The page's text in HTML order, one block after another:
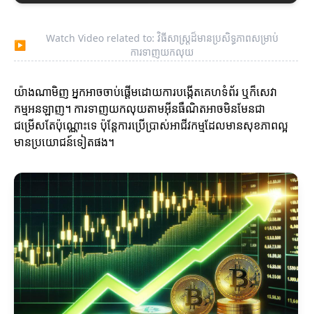
▶
Watch Video related to: វិធីសាស្ត្រដ៏មានប្រសិទ្ធភាពសម្រាប់
ការទាញយកលុយ
យ៉ាងណាមិញ អ្នកអាចចាប់ផ្តើមដោយការបង្កើតគេហទំព័រ ឬក៏សេវា
កម្មអនឡាញ។ ការទាញយកលុយតាមអ៊ីនធឺណិតអាចមិនមែនជា
ជម្រើសតែប៉ុណ្ណោះទេ ប៉ុន្តែការប្រើប្រាស់អាជីវកម្មដែលមានសុខភាពល្អ
មានប្រយោជន៍ទៀតផង។